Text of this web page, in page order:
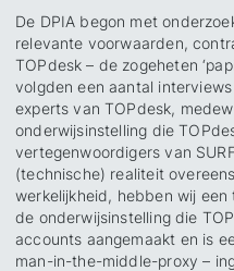
De DPIA begon met
relevante voorwaarden,
TOPdesk – de zogeheten
volgden een aantal
experts van TOPdesk,
onderwijsinstelling die
vertegenwoordigers van
(technische) realiteit
werkelijkheid, hebben wij
de onderwijsinstelling die
accounts aangemaakt en is
man-in-the-middle-proxy –